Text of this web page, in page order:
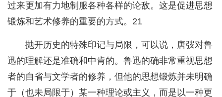
过来更加有力地制服各种各样的论敌。这是促进思想
锻炼和艺术修养的重要的方式。21
抛开历史的特殊印记与局限，可以说，唐弢对鲁
迅的理解还是准确和中肯的。鲁迅的确非常重视思想
者的自省与文学者的修养，但他的思想锻炼并未明确
于（也未局限于）某一种理论或主义，而是以一种更